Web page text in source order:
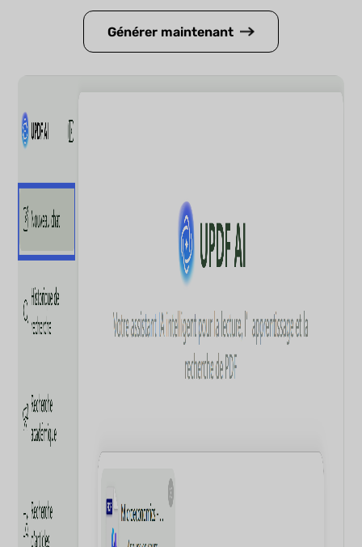
Générer maintenant